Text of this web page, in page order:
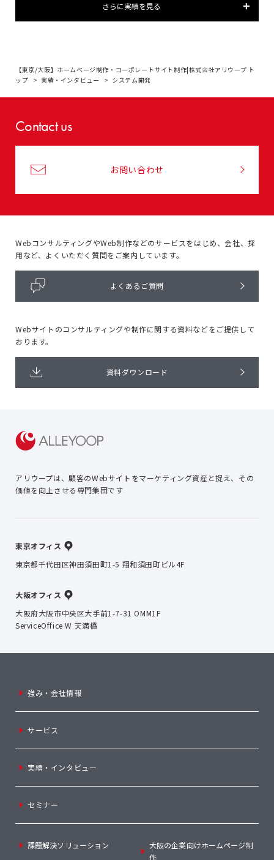
さらに実績を見る
【東京/大阪】ホームページ制作・コーポレートサイト制作|株式会社アリウープ ト
ップ
実績・インタビュー システム開発
Contact us
お問い合わせ
WebコンサルティングやWeb制作などのサービスをはじめ、会社、採
用など、よくいただく質問をご案内しています。
よくあるご質問
Webサイトのコンサルティングや制作に関する資料などをご提供して
おります。
資料ダウンロード
アリウープは、顧客のWebサイトをマーケティング資産と捉え、 その
価値を向上させる専門集団です
東京オフィス
東京都千代田区神田須田町1-5 翔和須田町ビル4F
大阪オフィス
大阪府大阪市中央区大手前1-7-31 OMM1F
ServiceOffice W 天満橋
強み・会社情報
サービス
実績・インタビュー
セミナー
課題解決ソリューション
大阪の企業向けホームページ制
作